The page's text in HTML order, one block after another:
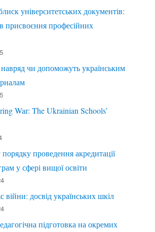
університетських документів:
присвоєння професійних
чи допоможуть українським
War: The Ukrainian Schools’
проведення акредитації
у сфері вищої освіти
війни: досвід українських шкіл
підготовка на окремих